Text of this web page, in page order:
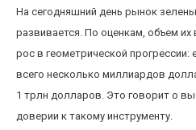
На сегодняшний день рынок
развивается. По оценкам, объем
рос в геометрической прогрессии:
всего несколько миллиардов
1 трлн долларов. Это говорит о
доверии к такому инструменту.